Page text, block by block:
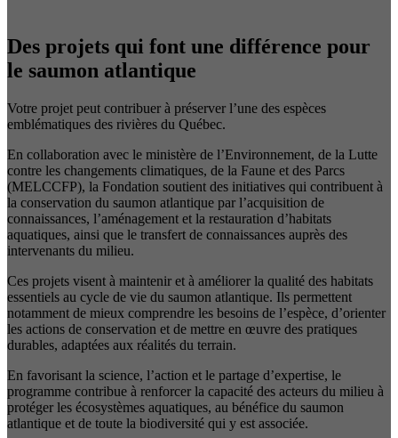
Des projets qui font une différence pour
le saumon atlantique
Votre projet peut contribuer à préserver l’une des espèces
emblématiques des rivières du Québec.
En collaboration avec le ministère de l’Environnement, de la Lutte
contre les changements climatiques, de la Faune et des Parcs
(MELCCFP), la Fondation soutient des initiatives qui contribuent à
la conservation du saumon atlantique par l’acquisition de
connaissances, l’aménagement et la restauration d’habitats
aquatiques, ainsi que le transfert de connaissances auprès des
intervenants du milieu.
Ces projets visent à maintenir et à améliorer la qualité des habitats
essentiels au cycle de vie du saumon atlantique. Ils permettent
notamment de mieux comprendre les besoins de l’espèce, d’orienter
les actions de conservation et de mettre en œuvre des pratiques
durables, adaptées aux réalités du terrain.
En favorisant la science, l’action et le partage d’expertise, le
programme contribue à renforcer la capacité des acteurs du milieu à
protéger les écosystèmes aquatiques, au bénéfice du saumon
atlantique et de toute la biodiversité qui y est associée.